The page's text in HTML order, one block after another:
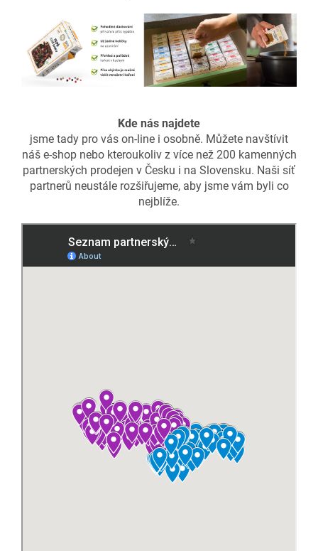
Kde nás najdete
jsme tady pro vás on-line i osobně. Můžete navštívit
náš e-shop nebo kteroukoliv z více než 200 kamenných
partnerských prodejen v Česku i na Slovensku. Naši síť
partnerů neustále rozšiřujeme, aby jsme vám byli co
nejblíže.